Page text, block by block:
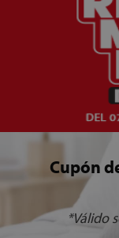
Cupón
*Válido